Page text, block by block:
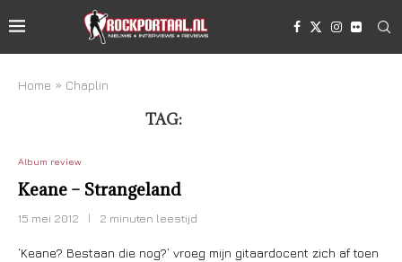
Home » Chaplin
TAG:
Album review
Keane – Strangeland
15 mei 2012 2 minuten leestijd
‘Keane? Bestaan die nog?’ vroeg mijn gitaardocent zich af toen